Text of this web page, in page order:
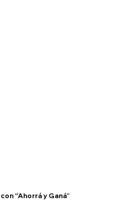
“Ahorrá y Ganá”